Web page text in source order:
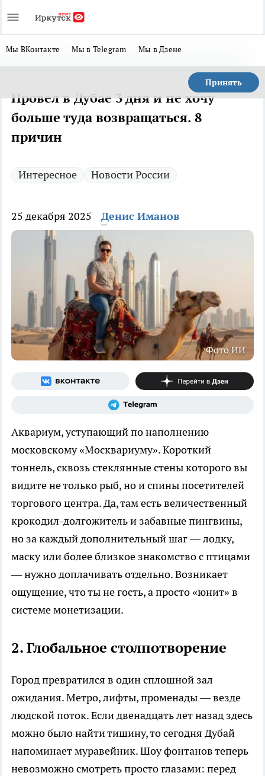
Мы ВКонтакте Мы в Telegram Мы в Дзене
Принять
Провел в Дубае 3 дня и не хочу
больше туда возвращаться. 8
причин
Интересное Новости России
25 декабря 2025 Денис Иманов
Фото ИИ
Аквариум, уступающий по наполнению
московскому «Москвариуму». Короткий
тоннель, сквозь стеклянные стены которого вы
видите не только рыб, но и спины посетителей
торгового центра. Да, там есть величественный
крокодил-долгожитель и забавные пингвины,
но за каждый дополнительный шаг — лодку,
маску или более близкое знакомство с птицами
— нужно доплачивать отдельно. Возникает
ощущение, что ты не гость, а просто «юнит» в
системе монетизации.
2. Глобальное столпотворение
Город превратился в один сплошной зал
ожидания. Метро, лифты, променады — везде
людской поток. Если двенадцать лет назад здесь
можно было найти тишину, то сегодня Дубай
напоминает муравейник. Шоу фонтанов теперь
невозможно смотреть просто глазами: перед